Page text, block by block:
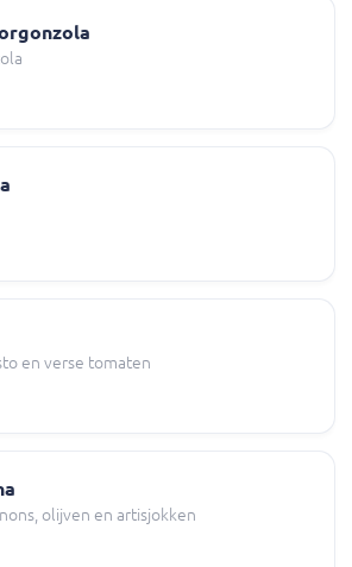
en verse tomaten
olijven en artisjokken